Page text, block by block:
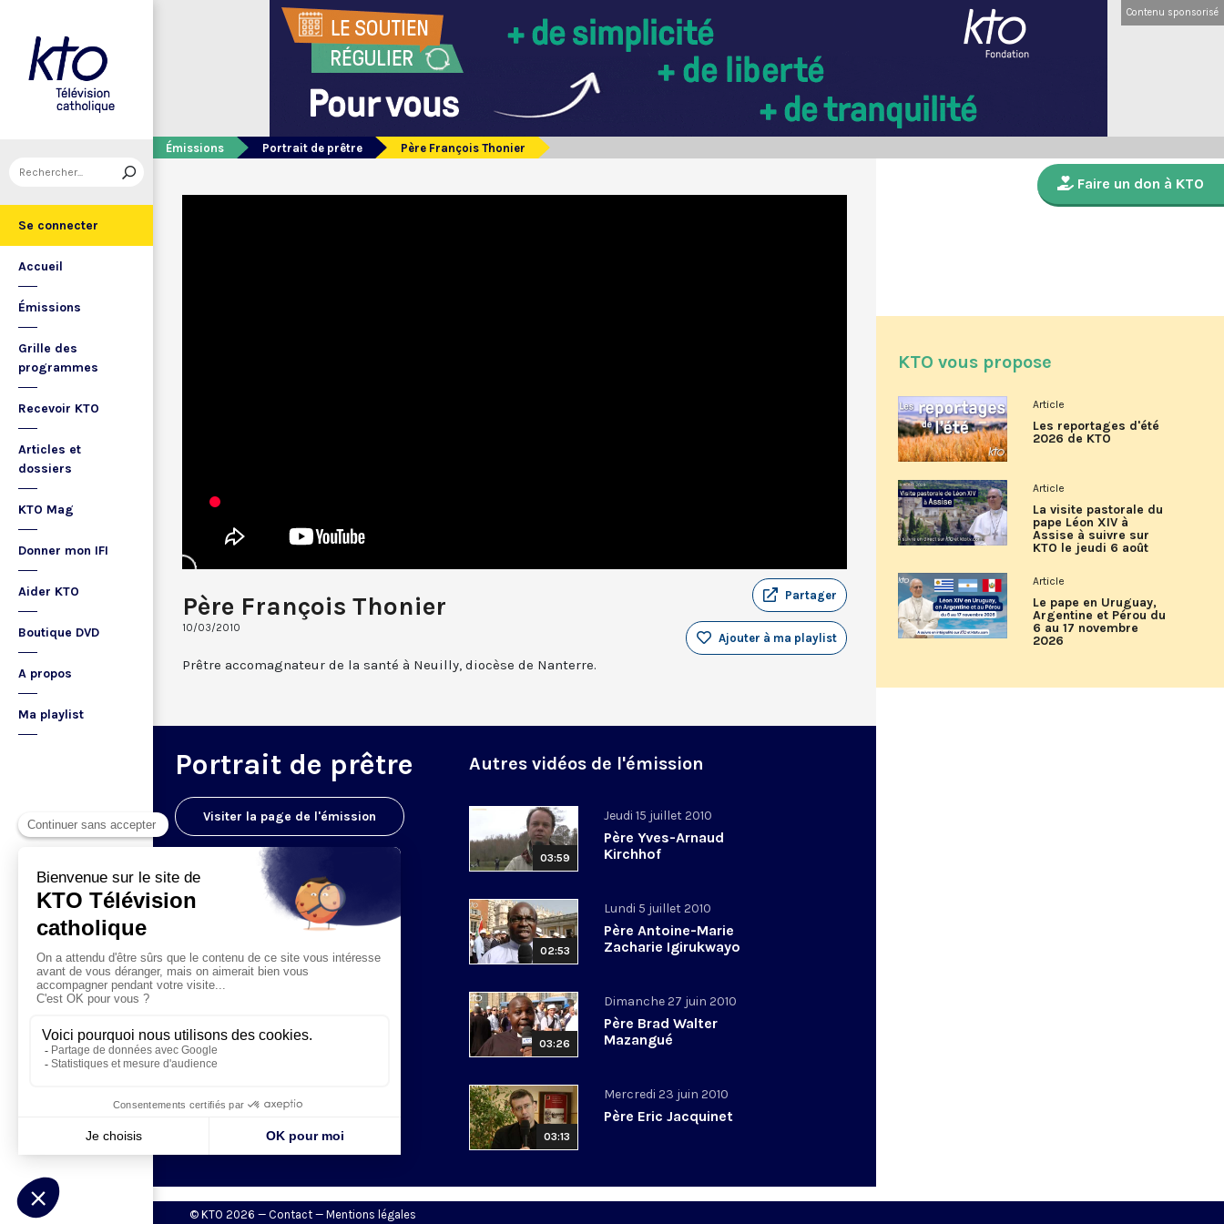
Se connecter
Accueil
Émissions
Grille des
programmes
Recevoir KTO
Articles et
dossiers
KTO Mag
Donner mon IFI
Aider KTO
Boutique DVD
A propos
Ma playlist
Contenu sponsorisé
Émissions Portrait de prêtre Père François Thonier
Père François Thonier
10/03/2010
Partager
Ajouter à ma playlist
Prêtre accomagnateur de la santé à Neuilly, diocèse de Nanterre.
Portrait de prêtre
Visiter la page de l'émission
Autres vidéos de l'émission
03:59
Jeudi 15 juillet 2010
Père Yves-Arnaud
Kirchhof
02:53
Lundi 5 juillet 2010
Père Antoine-Marie
Zacharie Igirukwayo
03:26
Dimanche 27 juin 2010
Père Brad Walter
Mazangué
03:13
Mercredi 23 juin 2010
Père Eric Jacquinet
Faire un don à KTO
KTO vous propose
Article
Les reportages d'été
2026 de KTO
Article
La visite pastorale du
pape Léon XIV à
Assise à suivre sur
KTO le jeudi 6 août
Article
Le pape en Uruguay,
Argentine et Pérou du
6 au 17 novembre
2026
© KTO 2026 — Contact — Mentions légales